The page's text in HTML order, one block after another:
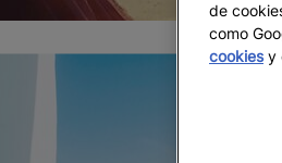
de
como
cookiesy